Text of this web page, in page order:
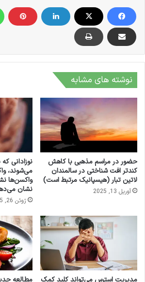
نوشته های مشابه
حضور در مراسم مذهبی با کاهش
کندتر افت شناختی در سالمندان
لاتین تبار (هیسپانیک مرتبط است)
آوریل 13, 2025
نوزادانی
می‌شوند،
واکسن‌ها
نشان
ژوئن 26, 2025
مدیریت استرس می‌تواند کلید کمک مطالعه